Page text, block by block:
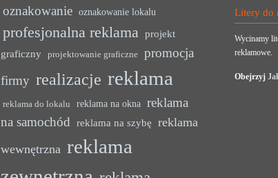
oznakowanie oznakowanie lokalu
profesjonalna reklama projekt
graficzny
projektowanie graficzne
promocja
firmy realizacje reklama
reklama do lokalu reklama na okna
reklama
na samochód reklama na szybę reklama
wewnętrzna reklama
Litery do
Wycinamy
reklamowe.
Obejrzyj